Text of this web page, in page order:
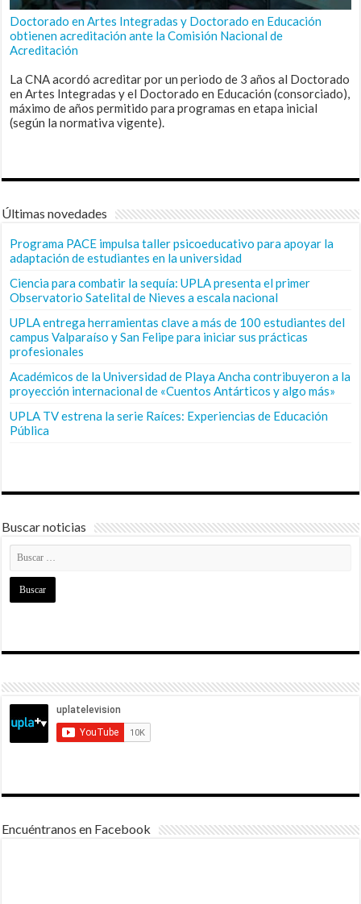
Doctorado en Artes Integradas y Doctorado en Educación
obtienen acreditación ante la Comisión Nacional de
Acreditación
La CNA acordó acreditar por un periodo de 3 años al Doctorado
en Artes Integradas y el Doctorado en Educación (consorciado),
máximo de años permitido para programas en etapa inicial
(según la normativa vigente).
Últimas novedades
Programa PACE impulsa taller psicoeducativo para apoyar la
adaptación de estudiantes en la universidad
Ciencia para combatir la sequía: UPLA presenta el primer
Observatorio Satelital de Nieves a escala nacional
UPLA entrega herramientas clave a más de 100 estudiantes del
campus Valparaíso y San Felipe para iniciar sus prácticas
profesionales
Académicos de la Universidad de Playa Ancha contribuyeron a la
proyección internacional de «Cuentos Antárticos y algo más»
UPLA TV estrena la serie Raíces: Experiencias de Educación
Pública
Buscar noticias
Encuéntranos en Facebook